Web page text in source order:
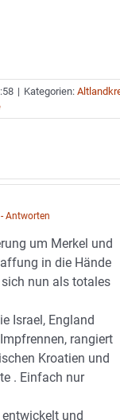
| Kategorien:
- Antworten
um Merkel und
in die Hände
sich nun als totales
Israel, England
rangiert
Kroatien und
. Einfach nur
und